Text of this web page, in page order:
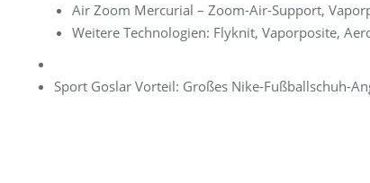
Air Zoom Mercurial – Zoom-Air-Support,
Weitere Technologien: Flyknit, Vaporposite,
Sport Goslar Vorteil: Großes Nike-Fußballschuh-